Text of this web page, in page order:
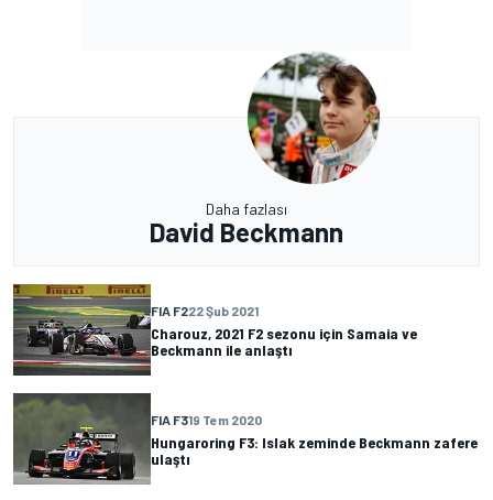
Daha fazlası
David Beckmann
FIA F222 Şub 2021
Charouz, 2021 F2 sezonu için Samaia ve
Beckmann ile anlaştı
FIA F319 Tem 2020
Hungaroring F3: Islak zeminde Beckmann zafere
ulaştı